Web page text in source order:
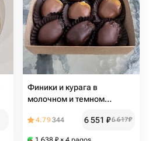
Финики и курага в
молочном и темном
4.79344 6 551 ₽6 617₽